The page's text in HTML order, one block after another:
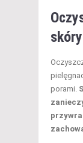
skóry
porami.